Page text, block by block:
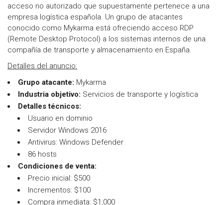
acceso no autorizado que supuestamente pertenece a una
empresa logística española. Un grupo de atacantes
conocido como Mykarma está ofreciendo acceso RDP
(Remote Desktop Protocol) a los sistemas internos de una
compañía de transporte y almacenamiento en España.
Detalles del anuncio:
Grupo atacante: Mykarma
Industria objetivo: Servicios de transporte y logística
Detalles técnicos:
Usuario en dominio
Servidor Windows 2016
Antivirus: Windows Defender
86 hosts
Condiciones de venta:
Precio inicial: $500
Incrementos: $100
Compra inmediata: $1,000